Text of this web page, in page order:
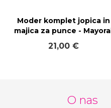
Moder komplet jopica in
majica za punce - Mayoral
21,00 €
O nas